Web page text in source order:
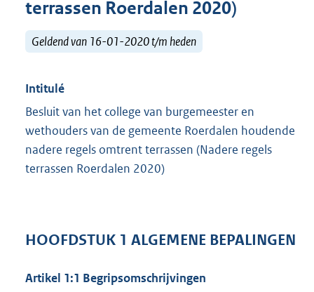
terrassen Roerdalen 2020)
Geldend van 16-01-2020 t/m heden
Intitulé
Besluit van het college van burgemeester en
wethouders van de gemeente Roerdalen houdende
nadere regels omtrent terrassen (Nadere regels
terrassen Roerdalen 2020)
HOOFDSTUK 1 ALGEMENE BEPALINGEN
Artikel 1:1 Begripsomschrijvingen